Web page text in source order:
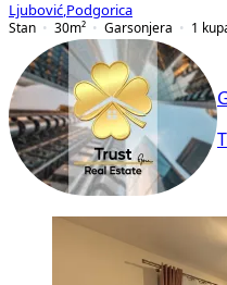
Ljubović Podgorica
Stan
30m² Garsonjera 1